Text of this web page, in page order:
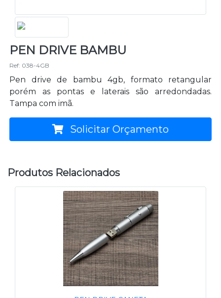
PEN DRIVE BAMBU
Ref: 038-4GB
Pen drive de bambu 4gb, formato retangular
porém as pontas e laterais são arredondadas.
Tampa com imã.
Solicitar Orçamento
Produtos Relacionados